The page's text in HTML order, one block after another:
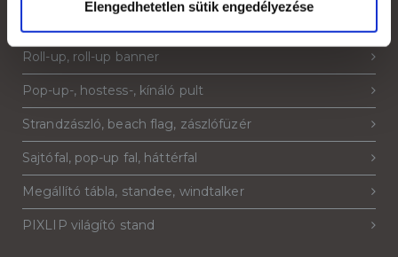
Elengedhetetlen sütik engedélyezése
Termékeink
Roll-up, roll-up banner
Pop-up-, hostess-, kínáló pult
Strandzászló, beach flag, zászlófüzér
Sajtófal, pop-up fal, háttérfal
Megállító tábla, standee, windtalker
PIXLIP világító stand